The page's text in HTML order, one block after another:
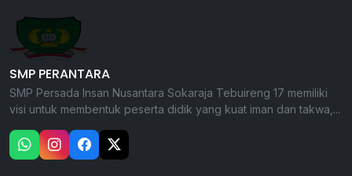
SMP PERANTARA
SMP Persada Insan Nusantara Sokaraja Tebuireng 17 memiliki
visi untuk membentuk peserta didik yang kuat iman dan takwa,...